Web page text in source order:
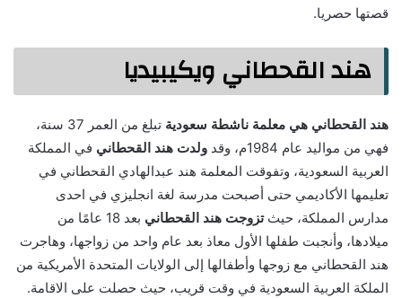
قصتها حصريا.
هند القحطاني ويكيبيديا
هند القحطاني هي معلمة ناشطة سعودية
تبلغ من العمر 37 سنة،
فهي من مواليد عام 1984م، وقد
ولدت هند القحطاني في المملكة
العربية السعودية، وتفوقت المعلمة هند عبدالهادي القحطاني في
تعليمها الأكاديمي حتى أصبحت مدرسة لغة انجليزي في احدى
مدارس المملكة، حيثتزوجت هند القحطاني
بعد 18 عامًا من
ميلادها، وأنجبت طفلها الأول معاذ بعد عام واحد من زواجها، وهاجرت
هند القحطاني مع زوجها وأطفالها إلى الولايات المتحدة الأمريكية من
الملكة العربية السعودية في وقت قريب، حيث حصلت على الاقامة.